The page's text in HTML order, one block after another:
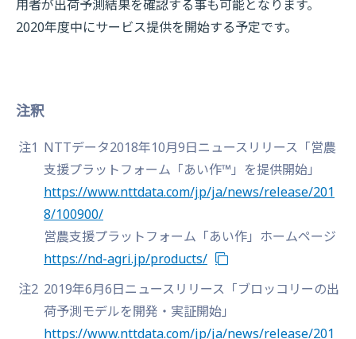
用者が出荷予測結果を確認する事も可能となります。
2020年度中にサービス提供を開始する予定です。
注釈
注1 NTTデータ2018年10月9日ニュースリリース「営農
支援プラットフォーム「あい作™」を提供開始」
https://www.nttdata.com/jp/ja/news/release/201
8/100900/
営農支援プラットフォーム「あい作」ホームページ
https://nd-agri.jp/products/
注2 2019年6月6日ニュースリリース「ブロッコリーの出
荷予測モデルを開発・実証開始」
https://www.nttdata.com/jp/ja/news/release/201